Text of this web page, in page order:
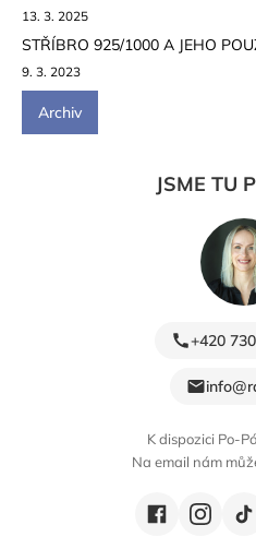
13. 3. 2025
STŘÍBRO 925/1000 A JEHO
9. 3. 2023
Archiv
JSME TU
+420
K dispozici Po-
Na email nám